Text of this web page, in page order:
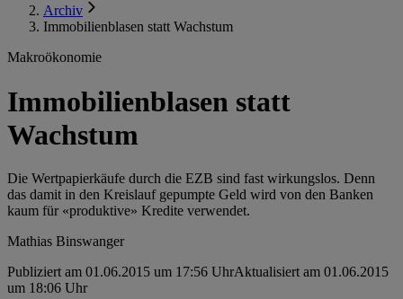
Archiv
Immobilienblasen statt Wachstum
Makroökonomie
Immobilienblasen statt
Wachstum
Die Wertpapierkäufe durch die EZB sind fast wirkungslos. Denn
das damit in den Kreislauf gepumpte Geld wird von den Banken
kaum für «produktive» Kredite verwendet.
Mathias Binswanger
Publiziert am 01.06.2015 um 17:56 UhrAktualisiert am 01.06.2015
um 18:06 Uhr